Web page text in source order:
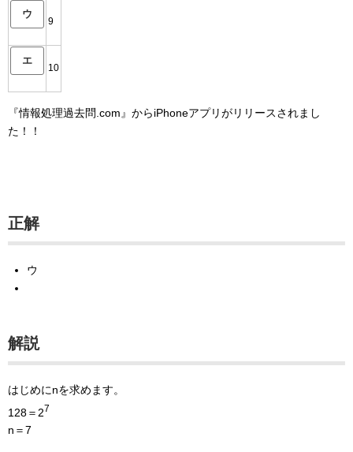
ウ
9
エ
10
『情報処理過去問.com』からiPhoneアプリがリリースされまし
た！！
正解
ウ
解説
はじめにnを求めます。
128＝27
n＝7